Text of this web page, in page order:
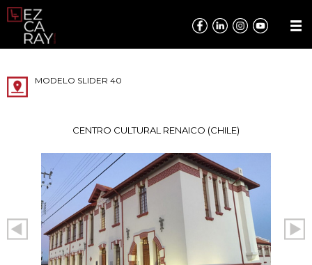
MODELO SLIDER 40
CENTRO CULTURAL RENAICO (CHILE)